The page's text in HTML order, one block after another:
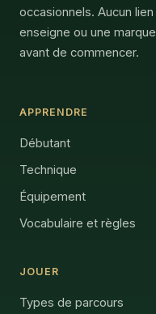
occasionnels. Aucun
enseigne ou une
avant de commencer.
APPRENDRE
Débutant
Technique
Équipement
Vocabulaire et règles
JOUER
Types de parcours